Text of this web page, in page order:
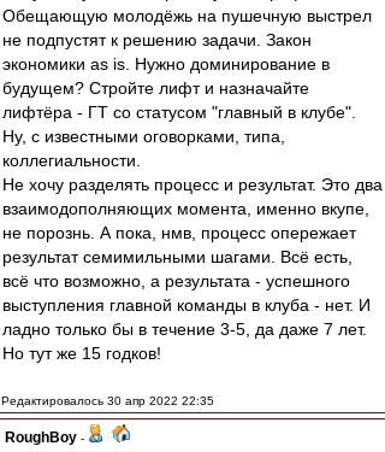
Обещающую молодёжь на пушечную выстрел
не подпустят к решению задачи. Закон
экономики as is. Нужно доминирование в
будущем? Стройте лифт и назначайте
лифтёра - ГТ со статусом "главный в клубе".
Ну, с известными оговорками, типа,
коллегиальности.
Не хочу разделять процесс и результат. Это два
взаимодополняющих момента, именно вкупе,
не порознь. А пока, нмв, процесс опережает
результат семимильными шагами. Всё есть,
всё что возможно, а результата - успешного
выступления главной команды в клуба - нет. И
ладно только бы в течение 3-5, да даже 7 лет.
Но тут же 15 годков!
Редактировалось 30 апр 2022 22:35
RoughBoy -